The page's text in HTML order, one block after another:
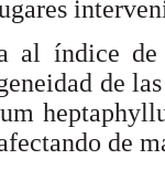
al índice
de
de